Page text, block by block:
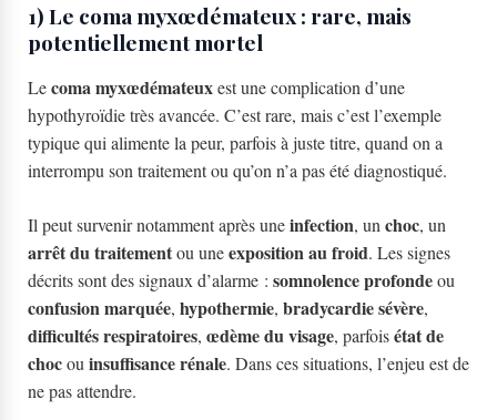
1) Le coma myxœdémateux : rare, mais
potentiellement mortel
Lecoma myxœdémateuxest une complication d’une
hypothyroïdie très avancée. C’est rare, mais c’est l’exemple
typique qui alimente la peur, parfois à juste titre, quand on a
interrompu son traitement ou qu’on n’a pas été diagnostiqué.
Il peut survenir notamment après uneinfection, un choc, un
arrêt du traitementou uneexposition au froid. Les signes
décrits sont des signaux d’alarme : somnolence profondeou
confusion marquée, hypothermie, bradycardie sévère,
difficultés respiratoires, œdème du visage, parfoisétat de
chocou insuffisance rénale. Dans ces situations, l’enjeu est de
ne pas attendre.